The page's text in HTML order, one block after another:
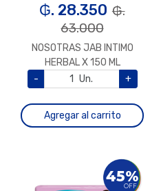
₲. 28.350 ₲.
63.000
NOSOTRAS JAB INTIMO
HERBAL X 150 ML
-
Un. +
Agregar al carrito
45%
OFF